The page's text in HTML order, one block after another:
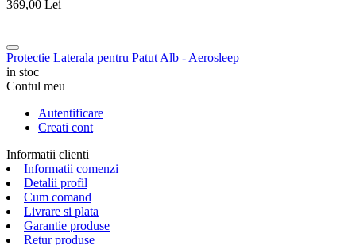
369,00 Lei
Protectie Laterala pentru Patut Alb - Aerosleep
in stoc
Contul meu
Autentificare
Creati cont
Informatii clienti
Informatii comenzi
Detalii profil
Cum comand
Livrare si plata
Garantie produse
Retur produse